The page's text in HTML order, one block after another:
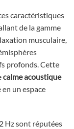
caractéristiques
de la gamme
musculaire,
profonds. Cette
calme acoustique
un espace
Hz sont réputées